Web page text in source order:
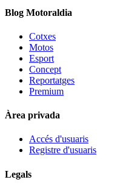
Blog Motoraldia
Cotxes
Motos
Esport
Concept
Reportatges
Premium
Àrea privada
Accés d'usuaris
Registre d'usuaris
Legals